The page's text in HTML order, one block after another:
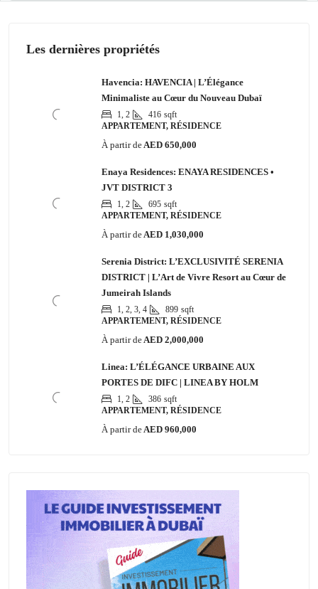
Les dernières propriétés
Havencia: HAVENCIA | L’Élégance
Minimaliste au Cœur du Nouveau Dubaï
1, 2 416 sqft
APPARTEMENT, RÉSIDENCE
À partir deAED 650,000
Enaya Residences: ENAYA RESIDENCES •
JVT DISTRICT 3
1, 2 695 sqft
APPARTEMENT, RÉSIDENCE
À partir deAED 1,030,000
Serenia District: L’EXCLUSIVITÉ SERENIA
DISTRICT | L’Art de Vivre Resort au Cœur de
Jumeirah Islands
1, 2, 3, 4 899 sqft
APPARTEMENT, RÉSIDENCE
À partir deAED 2,000,000
Linea: L’ÉLÉGANCE URBAINE AUX
PORTES DE DIFC | LINEA BY HOLM
1, 2 386 sqft
APPARTEMENT, RÉSIDENCE
À partir deAED 960,000